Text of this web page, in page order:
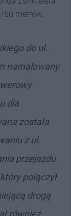
metrów.
do ul.
namalowany
dla
została
z ul.
przejazdu
połączył
drogą
również